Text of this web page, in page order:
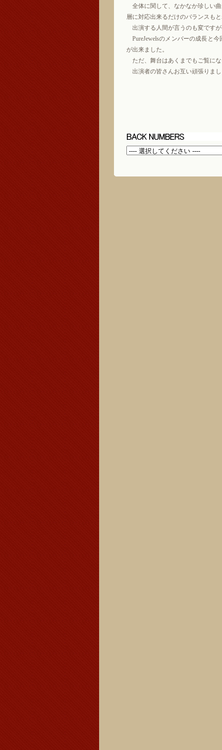
全体に関して、なかなか珍しい
層に対応出来るだけのバランスも
出演する人間が言うのも変です
PureJewelsのメンバーの成長と
が出来ました。
ただ、舞台はあくまでもご覧に
出演者の皆さんお互い頑張りま